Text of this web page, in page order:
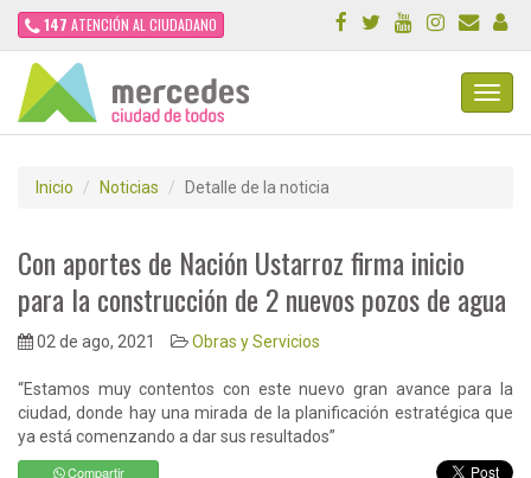
147 ATENCIÓN AL CIUDADANO
Inicio Noticias Detalle de la noticia
Con aportes de Nación Ustarroz firma inicio
para la construcción de 2 nuevos pozos de agua
02 de ago, 2021 Obras y Servicios
“Estamos muy contentos con este nuevo gran avance para la
ciudad, donde hay una mirada de la planificación estratégica que
ya está comenzando a dar sus resultados”
Compartir